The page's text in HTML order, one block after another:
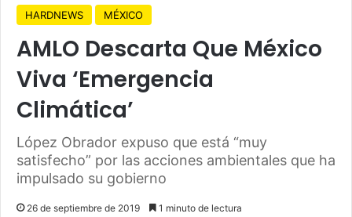
HARDNEWS MÉXICO
AMLO Descarta Que México
Viva ‘Emergencia
Climática’
López Obrador expuso que está “muy
satisfecho” por las acciones ambientales que ha
impulsado su gobierno
26 de septiembre de 2019 1 minuto de lectura